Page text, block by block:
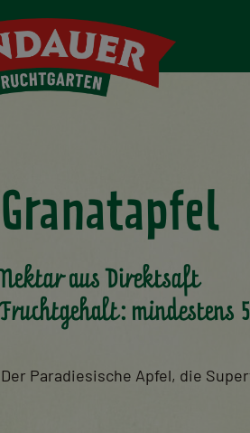
Granatapfel
Nektar aus Direktsaft
Fruchtgehalt: mindestens
Der Paradiesische Apfel, die